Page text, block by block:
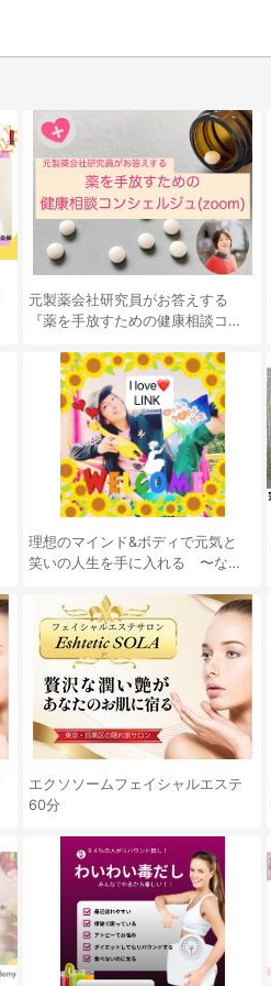
元製薬会社研究員がお答えする
『薬を手放すための健康相談コン
理想のマインド&ボディで元気と
笑いの人生を手に入れる 〜なり
エクソソームフェイシャルエステ
60分